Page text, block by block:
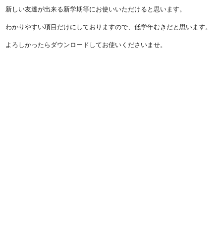
新しい友達が出来る新学期等にお使いいただけると思います。
わかりやすい項目だけにしておりますので、低学年むきだと思います。
よろしかったらダウンロードしてお使いくださいませ。